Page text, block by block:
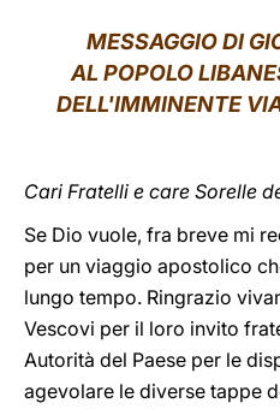
MESSAGGIO DI
AL POPOLO
DELL'IMMINENTE
Cari Fratelli e care Sorelle
Se Dio vuole, fra breve mi
per un viaggio apostolico
lungo tempo. Ringrazio
Vescovi per il loro invito
Autorità del Paese per le
agevolare le diverse tappe